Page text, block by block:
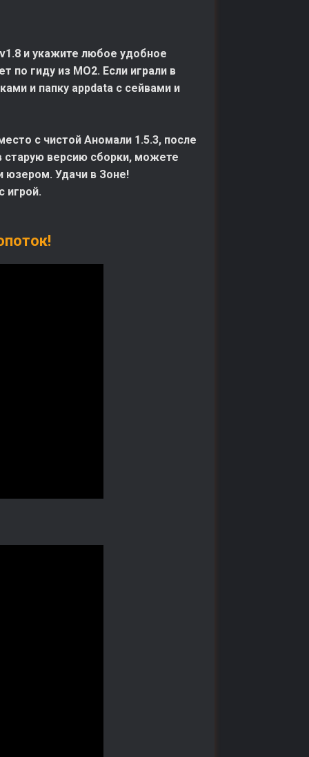
и укажите любое удобное
по гиду из МО2. Если играли в
и папку appdata с сейвами и
с чистой Аномали 1.5.3, после
старую версию сборки, можете
юзером. Удачи в Зоне!
игрой.